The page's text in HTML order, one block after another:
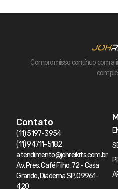
Compromisso contínuo com a
Contato
(11) 5197-3954
(11) 94711-5182
atendimento@johreikits.com.br
Av. Pres. Café Filho, 72 - Casa
Grande, Diadema SP, 09961-
420